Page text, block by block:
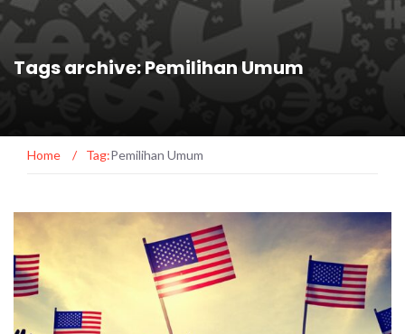
Tags archive: Pemilihan Umum
Home / Tag:Pemilihan Umum